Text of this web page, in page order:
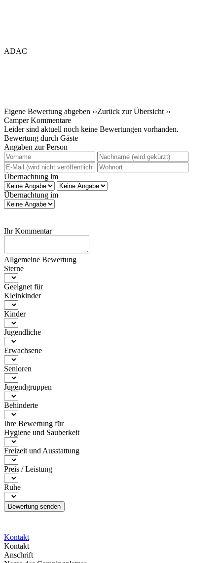
ADAC
Eigene Bewertung abgeben ››Zurück zur Übersicht ››
Camper Kommentare
Leider sind aktuell noch keine Bewertungen vorhanden.
Bewertung durch Gäste
Angaben zur Person
Übernachtung im
Übernachtung im
Ihr Kommentar
Allgemeine Bewertung
Sterne
Geeignet für
Kleinkinder
Kinder
Jugendliche
Erwachsene
Senioren
Jugendgruppen
Behinderte
Ihre Bewertung für
Hygiene und Sauberkeit
Freizeit und Ausstattung
Preis / Leistung
Ruhe
Kontakt
Kontakt
Anschrift